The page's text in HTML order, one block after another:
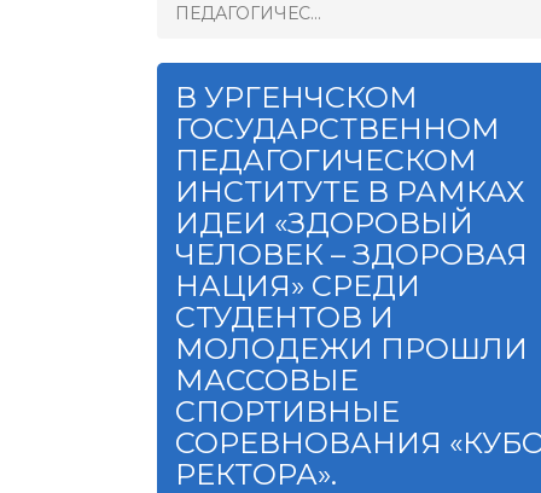
ПЕДАГОГИЧЕС...
В УРГЕНЧСКОМ
ГОСУДАРСТВЕННОМ
ПЕДАГОГИЧЕСКОМ
ИНСТИТУТЕ В РАМКАХ
ИДЕИ «ЗДОРОВЫЙ
ЧЕЛОВЕК – ЗДОРОВАЯ
НАЦИЯ» СРЕДИ
СТУДЕНТОВ И
МОЛОДЕЖИ ПРОШЛИ
МАССОВЫЕ
СПОРТИВНЫЕ
СОРЕВНОВАНИЯ
РЕКТОРА».